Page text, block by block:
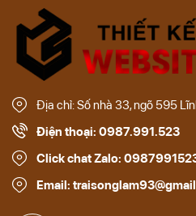
Địa chỉ: Số nhà 33, ngõ 595
Điện thoại: 0987.991.523
Click chat Zalo:
Email: